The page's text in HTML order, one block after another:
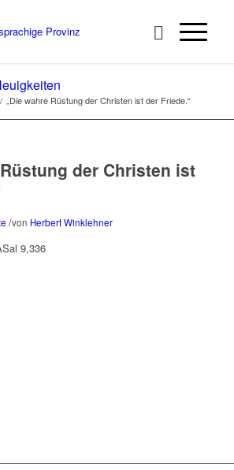
/ „Die wahre Rüstung der Christen ist der Friede.“
der Christen ist
/von Herbert Winklehner
9,336